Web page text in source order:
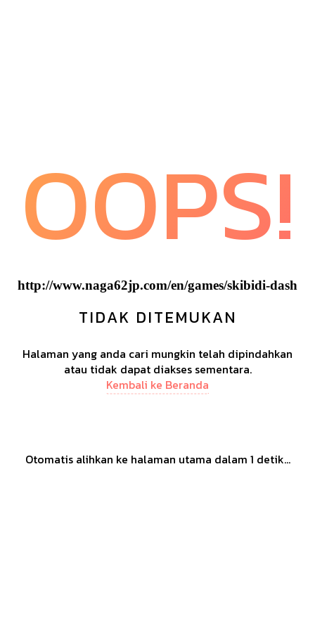
OOPS!
http://www.naga62jp.com/en/games/skibidi-dash
TIDAK DITEMUKAN
Halaman yang anda cari mungkin telah dipindahkan
atau tidak dapat diakses sementara.
Kembali ke Beranda
Otomatis alihkan ke halaman utama dalam 1 detik...